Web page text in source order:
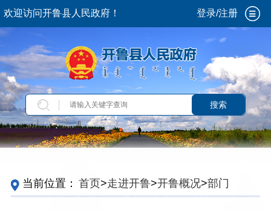
欢迎访问开鲁县人民政府！ 登录/注册
搜索
当前位置： 首页>走进开鲁>开鲁概况>部门机
构>政府部门>教育体育局